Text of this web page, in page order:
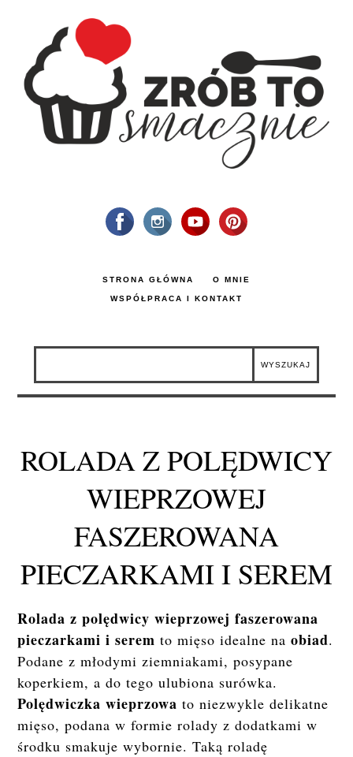
STRONA GŁÓWNA O MNIE
WSPÓŁPRACA I KONTAKT
ROLADA Z POLĘDWICY
WIEPRZOWEJ
FASZEROWANA
PIECZARKAMI I SEREM
Rolada z polędwicy wieprzowej faszerowana
pieczarkami i serem to mięso idealne naobiad.
Podane z młodymi ziemniakami, posypane
koperkiem, a do tego ulubiona surówka.
Polędwiczka wieprzowa to niezwykle delikatne
mięso, podana w formie rolady z dodatkami w
środku smakuje wybornie. Taką roladę